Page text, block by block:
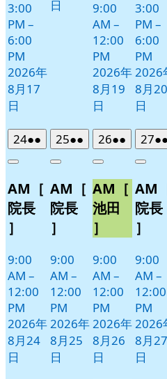
3:00
PM –
6:00
PM
2026年
8月17
日
日
9:00
AM –
12:00
PM
2026年
8月19
日
3:00
PM –
6:00
PM
2026
8月20
日
242026
年
月
24
日
●●
件
イ
ベ
ト)
Close
AM［
院長
］
9:00
AM –
12:00
PM
2026年
8月24
日
252026
年
月
25
日
●●
件
イ
ベ
ト)
Close
AM［
院長
］
9:00
AM –
12:00
PM
2026年
8月25
日
262026
年
月
26
日
●●
件
イ
ベ
ト)
Close
AM［
池田
］
9:00
AM –
12:00
PM
2026年
8月26
日
27
年
月
27
日
●●
Close
AM
院長
］
9:00
AM –
12:00
PM
2026
8月27
日